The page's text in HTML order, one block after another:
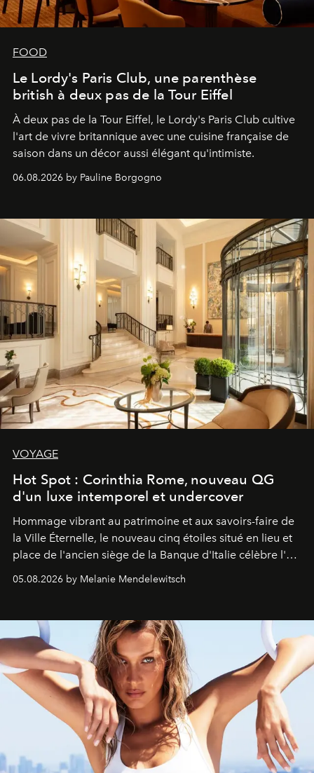
FOOD
Le Lordy's Paris Club, une parenthèse
british à deux pas de la Tour Eiffel
À deux pas de la Tour Eiffel, le Lordy's Paris Club cultive
l'art de vivre britannique avec une cuisine française de
saison dans un décor aussi élégant qu'intimiste.
06.08.2026 by Pauline Borgogno
VOYAGE
Hot Spot : Corinthia Rome, nouveau QG
d'un luxe intemporel et undercover
Hommage vibrant au patrimoine et aux savoirs-faire de
la Ville Éternelle, le nouveau cinq étoiles situé en lieu et
place de l'ancien siège de la Banque d'Italie célèbre l'art
05.08.2026 by Melanie Mendelewitsch